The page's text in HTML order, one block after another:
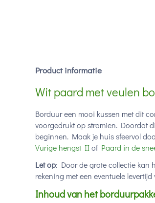
Product informatie
Wit paard met veulen
Borduur een mooi kussen met dit
voorgedrukt op stramien. Doordat
beginnen. Maak je huis sfeervol
Vurige hengst IIof Paard in de
Let op: Door de grote collectie kan
rekening met een eventuele levertijd
Inhoud van het